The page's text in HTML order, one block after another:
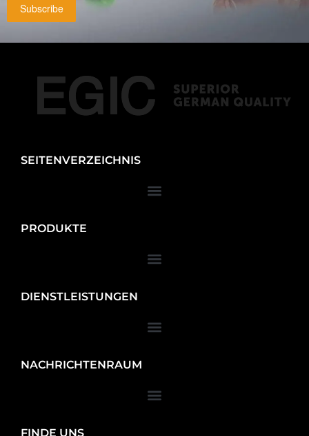
Subscribe
SEITENVERZEICHNIS
PRODUKTE
DIENSTLEISTUNGEN
NACHRICHTENRAUM
FINDE UNS